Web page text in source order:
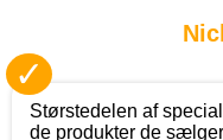
✓
Størstedelen af
de produkter de